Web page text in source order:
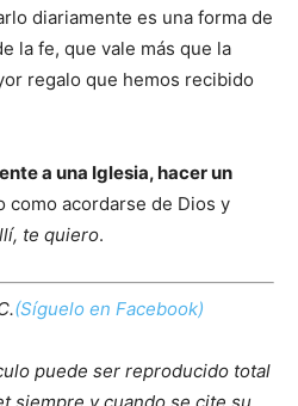
diariamente es una forma de
la fe, que vale más que la
regalo que hemos recibido
a una Iglesia, hacer un
como acordarse de Dios y
te quiero.
(Síguelo en Facebook)
puede ser reproducido total
siempre y cuando se cite su